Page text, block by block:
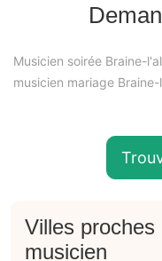
Musicien soirée Braine-
musicien mariage
Villes
musicien